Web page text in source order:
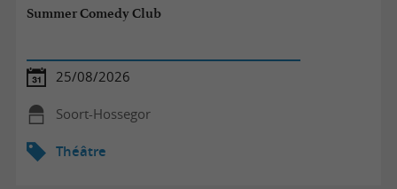
Summer Comedy Club
25/08/2026
Soort-Hossegor
Théâtre